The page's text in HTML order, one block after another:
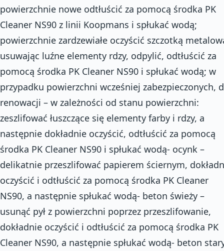
powierzchnie nowe odtłuścić za pomocą środka PK
Cleaner NS90 z linii Koopmans i spłukać wodą;
powierzchnie zardzewiałe oczyścić szczotką
usuwając luźne elementy rdzy, odpylić, odtłuścić za
pomocą środka PK Cleaner NS90 i spłukać wodą; w
przypadku powierzchni wcześniej zabezpieczonych,
renowacji – w zależności od stanu powierzchni:
zeszlifować łuszczące się elementy farby i rdzy, a
następnie dokładnie oczyścić, odtłuścić za pomocą
środka PK Cleaner NS90 i spłukać wodą- ocynk –
delikatnie przeszlifować papierem ściernym,
oczyścić i odtłuścić za pomocą środka PK Cleaner
NS90, a następnie spłukać wodą- beton świeży –
usunąć pył z powierzchni poprzez przeszlifowanie,
dokładnie oczyścić i odtłuścić za pomocą środka PK
Cleaner NS90, a następnie spłukać wodą- beton